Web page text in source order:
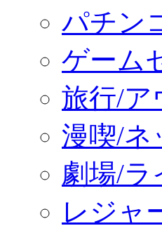
パチン
ゲーム
旅行/ア
漫喫/ネ
劇場/ラ
レジャ